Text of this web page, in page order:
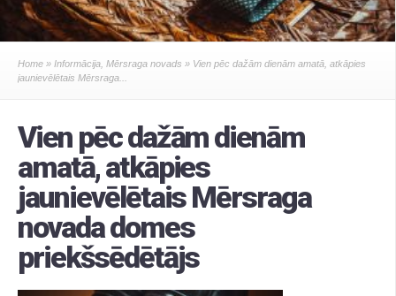
Home » Informācija Mērsraga novads » Vien pēc dažām dienām amatā, atkāpies
jaunievēlētais Mērsraga...
Vien pēc dažām dienām
amatā, atkāpies
jaunievēlētais Mērsraga
novada domes
priekšsēdētājs